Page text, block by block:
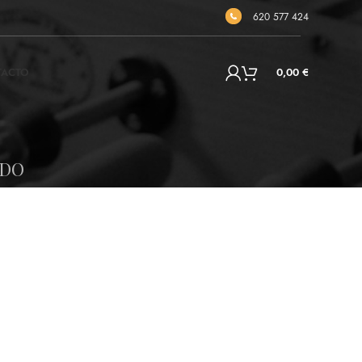
620 577 424
0,00 €